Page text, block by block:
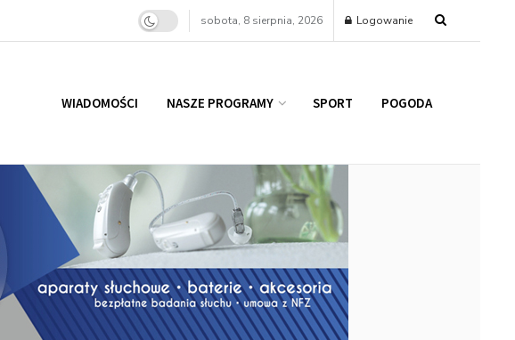
sobota, 8 sierpnia, 2026 Logowanie
WIADOMOŚCI NASZE PROGRAMY SPORT POGODA